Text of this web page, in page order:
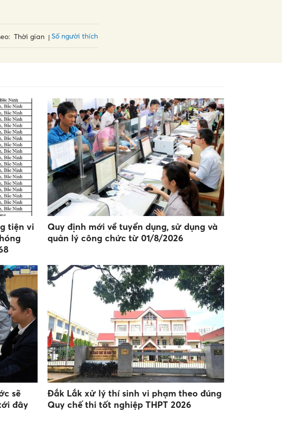
Thời gian Số người thích
tiện vi
Quy định mới về tuyển dụng, sử dụng và
quản lý công chức từ 01/8/2026
sẽ
đây
Đắk Lắk xử lý thí sinh vi phạm theo đúng
Quy chế thi tốt nghiệp THPT 2026